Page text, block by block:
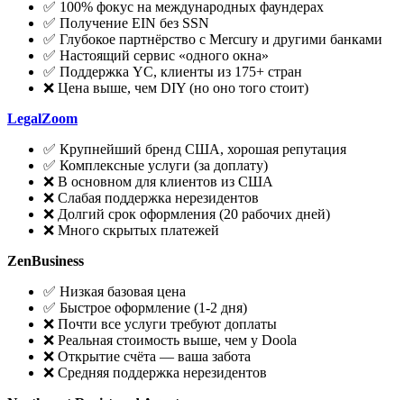
✅ 100% фокус на международных фаундерах
✅ Получение EIN без SSN
✅ Глубокое партнёрство с Mercury и другими банками
✅ Настоящий сервис «одного окна»
✅ Поддержка YC, клиенты из 175+ стран
❌ Цена выше, чем DIY (но оно того стоит)
LegalZoom
✅ Крупнейший бренд США, хорошая репутация
✅ Комплексные услуги (за доплату)
❌ В основном для клиентов из США
❌ Слабая поддержка нерезидентов
❌ Долгий срок оформления (20 рабочих дней)
❌ Много скрытых платежей
ZenBusiness
✅ Низкая базовая цена
✅ Быстрое оформление (1-2 дня)
❌ Почти все услуги требуют доплаты
❌ Реальная стоимость выше, чем у Doola
❌ Открытие счёта — ваша забота
❌ Средняя поддержка нерезидентов